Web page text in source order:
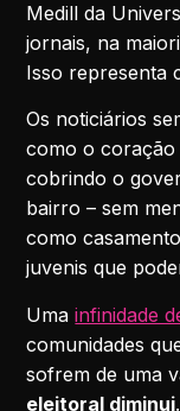
Medill da
jornais, na
Isso representa
Os noticiários
como o
cobrindo o
bairro – sem
como
juvenis que
Umainfinidade
comunidades
sofrem de uma
eleitoral diminui